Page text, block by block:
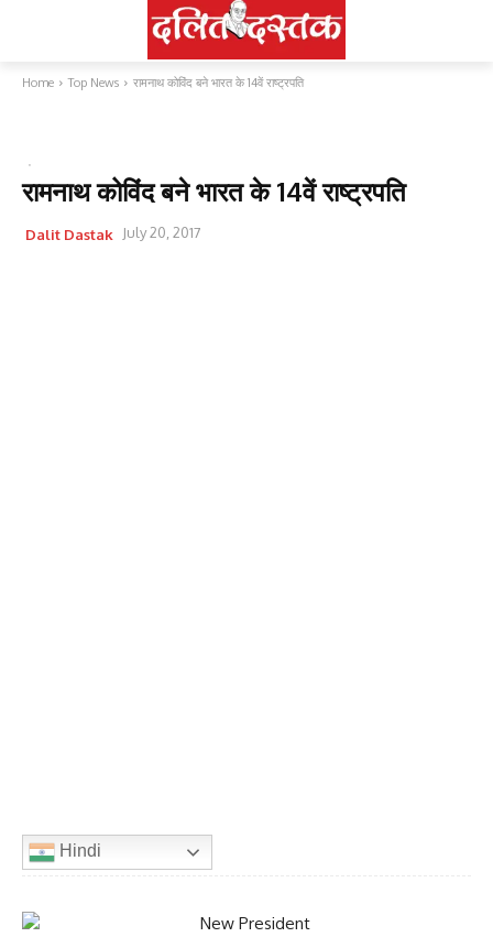
Home Top News रामनाथ कोविंद बने भारत के 14वें राष्ट्रपति
रामनाथ कोविंद बने भारत के 14वें राष्ट्रपति
Dalit Dastak July 20, 2017
Hindi